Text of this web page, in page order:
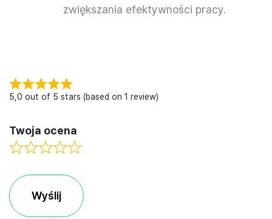
zwiększania efektywności pracy.
5,0 out of 5 stars (based on 1 review)
Twoja ocena
Wyślij